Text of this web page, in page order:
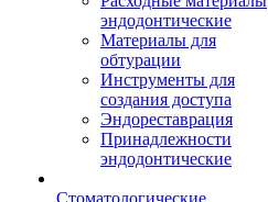
эндодонтические
Материалы для
обтурации
Инструменты для
создания доступа
Эндореставрация
Принадлежности
эндодонтические
Стоматологические